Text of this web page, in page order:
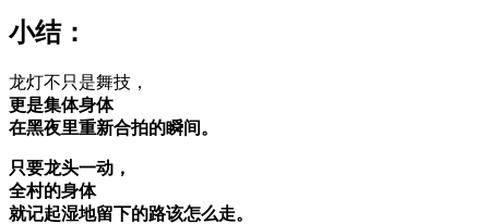
小结：
龙灯不只是舞技，
更是集体身体
在黑夜里重新合拍的瞬间。
只要龙头一动，
全村的身体
就记起湿地留下的路该怎么走。